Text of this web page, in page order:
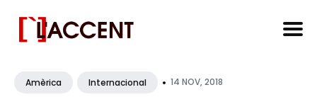
forAmèrica Internacional • 14 NOV, 2018